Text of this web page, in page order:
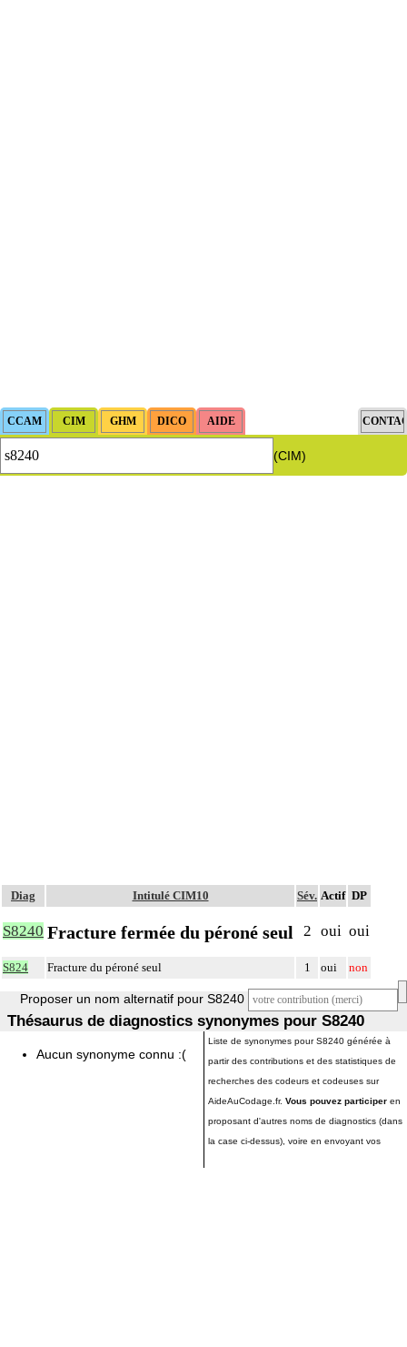
(CIM)
Diag Intitulé CIM10 Sév. Actif DP
S8240 Fracture fermée du péroné seul 2 oui oui
S824 Fracture du péroné seul 1 oui non
Proposer un nom alternatif pour S8240
Thésaurus de diagnostics synonymes pour S8240
Aucun synonyme connu :(
Liste de synonymes pour S8240 générée à
partir des contributions et des statistiques de
recherches des codeurs et codeuses sur
AideAuCodage.fr. Vous pouvez participer en
proposant d'autres noms de diagnostics (dans
la case ci-dessus), voire en envoyant vos